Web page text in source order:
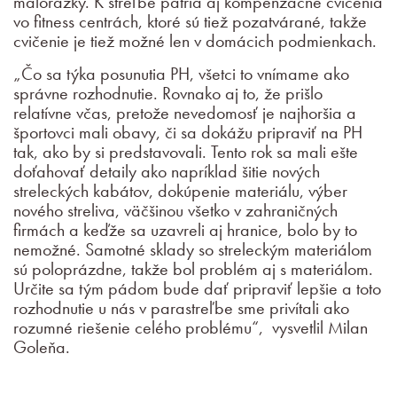
vo fitness centrách, ktoré sú tiež pozatvárané, takže
cvičenie je tiež možné len v domácich podmienkach.
„Čo sa týka posunutia PH, všetci to vnímame ako
správne rozhodnutie. Rovnako aj to, že prišlo
relatívne včas, pretože nevedomosť je najhoršia a
športovci mali obavy, či sa dokážu pripraviť na PH
tak, ako by si predstavovali. Tento rok sa mali ešte
doťahovať detaily ako napríklad šitie nových
streleckých kabátov, dokúpenie materiálu, výber
nového streliva, väčšinou všetko v zahraničných
firmách a keďže sa uzavreli aj hranice, bolo by to
nemožné. Samotné sklady so streleckým materiálom
sú poloprázdne, takže bol problém aj s materiálom.
Určite sa tým pádom bude dať pripraviť lepšie a toto
rozhodnutie u nás v parastreľbe sme privítali ako
rozumné riešenie celého problému“, vysvetlil Milan
Goleňa.